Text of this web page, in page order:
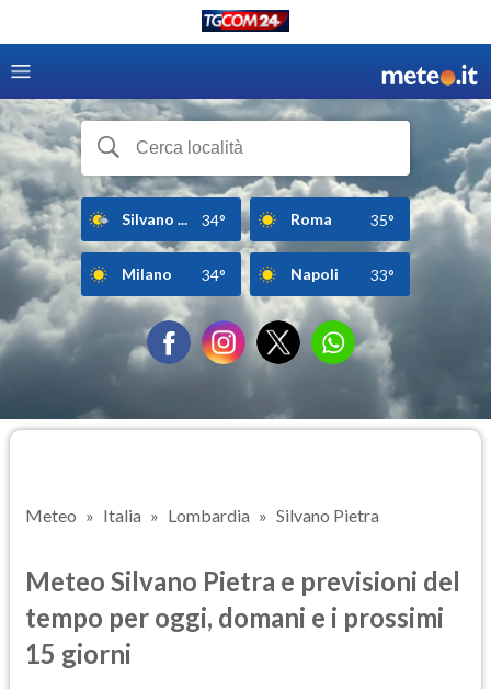
Silvano ... 34° Roma 35°
Milano 34° Napoli 33°
Meteo Italia Lombardia Silvano Pietra
Meteo Silvano Pietra e previsioni del
tempo per oggi, domani e i prossimi
15 giorni